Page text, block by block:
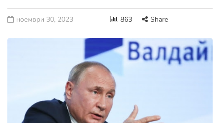
ноември 30, 2023 863 Share